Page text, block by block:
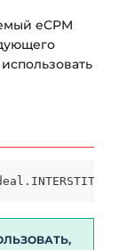
eCPM
. INTERSTITIAL